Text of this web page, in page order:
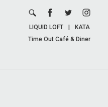
LIQUID LOFT
KATA
Time Out Café & Diner